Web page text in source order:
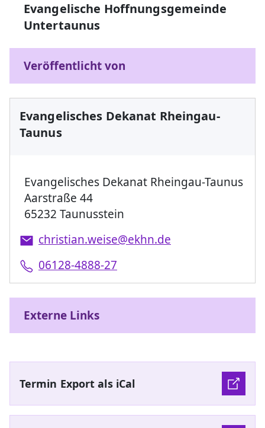
Evangelische Hoffnungsgemeinde
Untertaunus
Veröffentlicht von
Evangelisches Dekanat Rheingau-
Taunus
Evangelisches Dekanat Rheingau-Taunus
Aarstraße 44
65232 Taunusstein
christian.weise@ekhn.de
06128-4888-27
Externe Links
Termin Export als iCal